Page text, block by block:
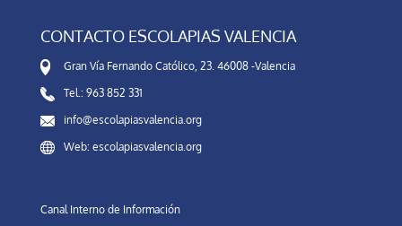
CONTACTO ESCOLAPIAS VALENCIA
Gran Vía Fernando Católico, 23. 46008 -Valencia
Tel.: 963 852 331
info@escolapiasvalencia.org
Web: escolapiasvalencia.org
Canal Interno de Información